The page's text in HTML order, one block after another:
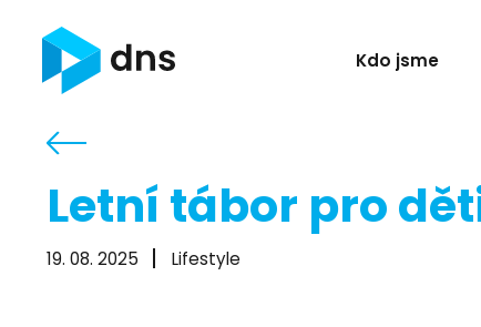
Kdo jsme
Letní tábor pro
19. 08. 2025 Lifestyle